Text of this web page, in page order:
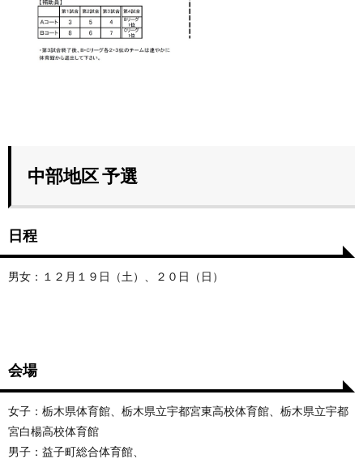
中部地区 予選
日程
男女：１２月１９日（土）、２０日（日）
会場
女子：栃木県体育館、栃木県立宇都宮東高校体育館、栃木県立宇都
宮白楊高校体育館
男子：益子町総合体育館、